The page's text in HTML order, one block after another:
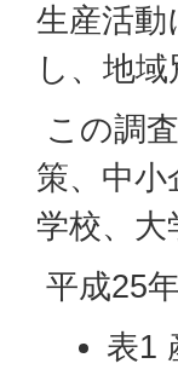
生産活動
し、地
この調
策、中
学校、
平成25
表1